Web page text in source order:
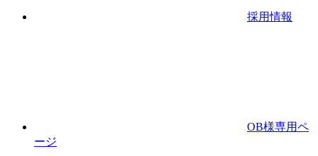
採用情報
OB様専用ペ
ージ